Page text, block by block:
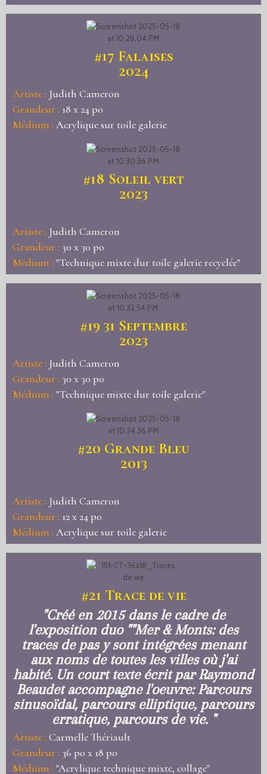
#17 Falaises
2024
Artiste : Judith Cameron
Grandeur : 18 x 24 po
Médium : Acrylique sur toile galerie
#18 Soleil vert
2023
Artiste : Judith Cameron
Grandeur : 30 x 30 po
Médium : "Technique mixte dur toile galerie recyclée"
#19 31 Septembre
2023
Artiste : Judith Cameron
Grandeur : 30 x 30 po
Médium : "Technique mixte dur toile galerie"
#20 Grande Bleu
2013
Artiste : Judith Cameron
Grandeur : 12 x 24 po
Médium : Acrylique sur toile galerie
#21 Trace de vie
"Créé en 2015 dans le cadre de
l'exposition duo ""Mer & Monts: des
traces de pas y sont intégrées menant
aux noms de toutes les villes où j'ai
habité. Un court texte écrit par Raymond
Beaudet accompagne l'oeuvre: Parcours
sinusoïdal, parcours elliptique, parcours
erratique, parcours de vie. "
Artiste : Carmelle Thériault
Grandeur : 36 po x 18 po
Médium : "Acrylique technique mixte, collage"